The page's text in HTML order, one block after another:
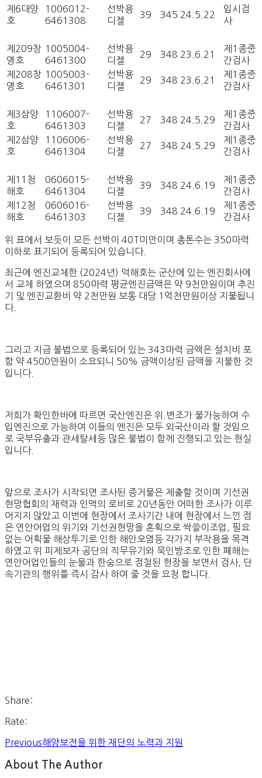
제6대양
호
1006012-
6461308
선박용
디젤
39 345 24.5.22
임시검
사
제209창
영호
1005004-
6461300
선박용
디젤
29 348 23.6.21
제1종중
간검사
제208창
영호
1005003-
6461301
선박용
디젤
29 348 23.6.21
제1종중
간검사
제3삼양
호
1106007-
6461303
선박용
디젤
27 348 24.5.29
제1종중
간검사
제2삼양
호
1106006-
6461304
선박용
디젤
27 348 24.5.29
제1종중
간검사
제11청
해호
0606015-
6461304
선박용
디젤
39 348 24.6.19
제1종중
간검사
제12청
해호
0606016-
6461303
선박용
디젤
39 348 24.6.19
제1종중
간검사
위 표에서 보듯이 모든 선박이 40T미만이며 총톤수는 350마력
이하로 표기되어 등록되어 있습니다.
최근에 엔진교체한 (2024년) 덕해호는 군산에 있는 엔진회사에
서 교체 하였으며 850마력 평균엔진금액은 약 9천만원이며 추진
기 및 엔진교환비 약 2천만원 보통 대당 1억천만원이상 지불됩니
다.
그리고 지금 불법으로 등록되어 있는 343마력 금액은 설치비 포
함 약 4500만원이 소요되니 50% 금액이상된 금액을 지불한 것
입니다.
저희가 확인한바에 따르면 국산엔진은 위.변조가 불가능하여 수
입엔진으로 가능하여 이들의 엔진은 모두 외국산이라 할 것임으
로 국부유출과 관세탈세등 많은 불법이 함께 진행되고 있는 현실
입니다.
앞으로 조사가 시작되면 조사된 증거물은 제출할 것이며 기선권
현망협회의 재력과 인맥의 로비로 20년동안 어떠한 조사가 이루
어지지 않았고 이번에 현장에서 조사기간 내에 현장에서 느낀 점
은 연안어업의 위기와 기선권현망을 혼획으로 싹쓸이조업, 필요
없는 어획물 해상투기로 인한 해안오염등 각가지 부작용을 목격
하였고 위 피제보자 공단의 직무유기와 묵인방조로 인한 폐해는
연안어업인들의 눈물과 한숨으로 점철된 현장을 보면서 검사, 단
속기관의 행위를 즉시 감사 하여 줄 것을 요청 합니다.
Share:
Rate:
Previous해양보전을 위한 재단의 노력과 지원
About The Author